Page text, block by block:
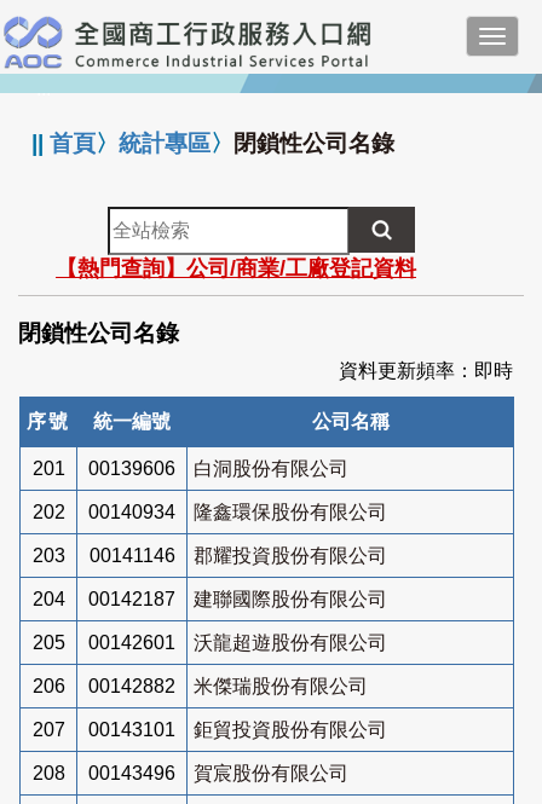
跳
到
主
要
:::
||首頁〉統計專區〉 閉鎖性公司名錄
全
站
檢
索
【熱門查詢】公司/商業/工廠登記資料
閉鎖性公司名錄
資料更新頻率：即時
序號 統一編號 公司名稱
201 00139606 白洞股份有限公司
202 00140934 隆鑫環保股份有限公司
203 00141146 郡耀投資股份有限公司
204 00142187 建聯國際股份有限公司
205 00142601 沃龍超遊股份有限公司
206 00142882 米傑瑞股份有限公司
207 00143101 鉅貿投資股份有限公司
208 00143496 賀宸股份有限公司